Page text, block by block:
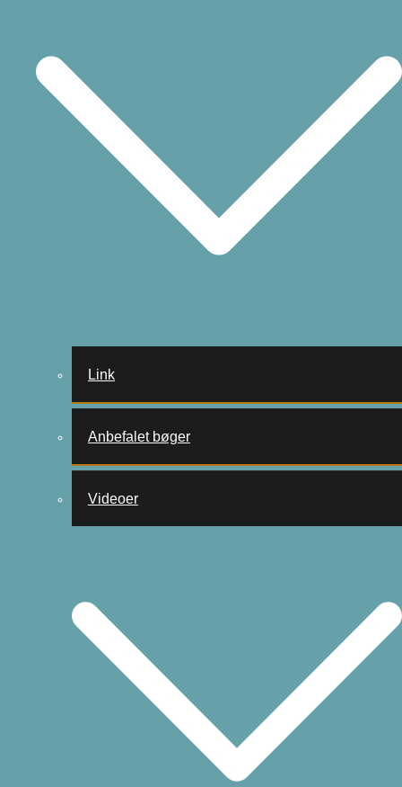
Link
Anbefalet bøger
Videoer